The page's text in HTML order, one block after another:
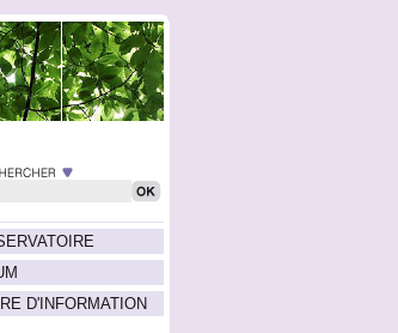
D'INFORMATION